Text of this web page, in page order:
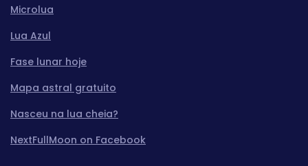
Microlua
Lua Azul
Fase lunar hoje
Mapa astral gratuito
Nasceu na lua cheia?
NextFullMoon on Facebook